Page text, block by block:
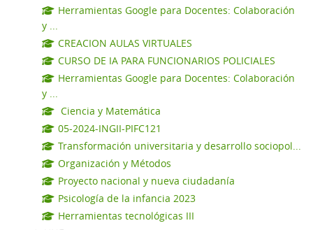
Herramientas Google para Docentes: Colaboración
y ...
CREACION AULAS VIRTUALES
CURSO DE IA PARA FUNCIONARIOS POLICIALES
Herramientas Google para Docentes: Colaboración
y ...
Ciencia y Matemática
05-2024-INGII-PIFC121
Transformación universitaria y desarrollo sociopol...
Organización y Métodos
Proyecto nacional y nueva ciudadanía
Psicología de la infancia 2023
Herramientas tecnológicas III